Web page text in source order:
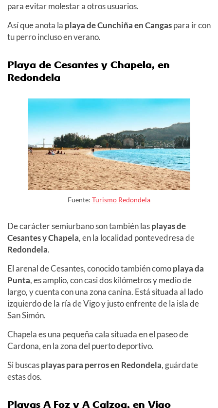
para evitar molestar a otros usuarios.
Así que anota la playa de Cunchiña en Cangaspara ir con
tu perro incluso en verano.
Playa de Cesantes y Chapela, en
Redondela
Fuente: Turismo Redondela
De carácter semiurbano son también lasplayas de
Cesantes y Chapela, en la localidad pontevedresa de
Redondela.
El arenal de Cesantes, conocido también comoplaya da
Punta, es amplio, con casi dos kilómetros y medio de
largo, y cuenta con una zona canina. Está situada al lado
izquierdo de la ría de Vigo y justo enfrente de la isla de
San Simón.
Chapela es una pequeña cala situada en el paseo de
Cardona, en la zona del puerto deportivo.
Si buscasplayas para perros en Redondela, guárdate
estas dos.
Playas A Foz y A Calzoa, en Vigo